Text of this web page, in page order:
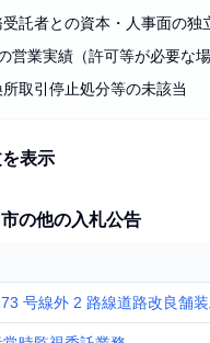
託者との資本・人事面の独
営業実績（許可等が必要な場
取引停止処分等の未該当
表示
の他の入札公告
号線外 2 路線道路改良舗